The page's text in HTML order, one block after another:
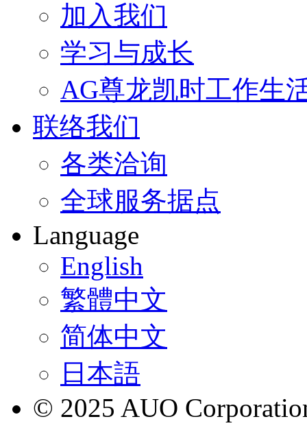
加入我们
学习与成长
AG尊龙凯时工作生
联络我们
各类洽询
全球服务据点
Language
English
繁體中文
简体中文
日本語
© 2025 AUO